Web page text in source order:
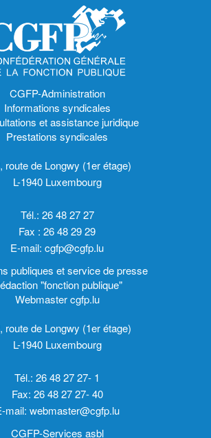
CGFP-Administration
Informations syndicales
et assistance juridique
Prestations syndicales
route de Longwy (1er étage)
L-1940 Luxembourg
Tél.: 26 48 27 27
Fax : 26 48 29 29
E-mail: cgfp@cgfp.lu
publiques et service de presse
"fonction publique"
Webmaster cgfp.lu
route de Longwy (1er étage)
L-1940 Luxembourg
Tél.: 26 48 27 27- 1
Fax: 26 48 27 27- 40
mail: webmaster@cgfp.lu
CGFP-Services asbl